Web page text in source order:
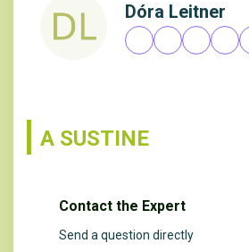
Dóra Leitner
A SUSTINE
Contact the Expert
Send a question directly